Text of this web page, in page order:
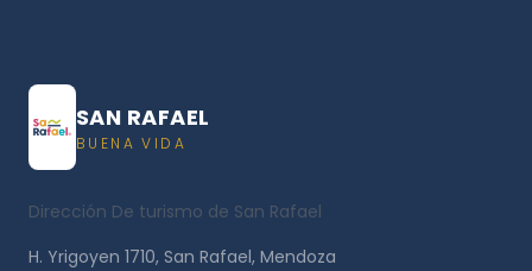
SAN RAFAEL
BUENA VIDA
Dirección De turismo de San Rafael
H. Yrigoyen 1710, San Rafael, Mendoza